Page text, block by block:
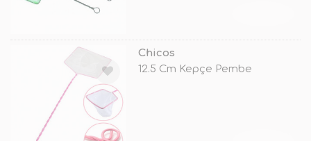
Chicos
12.5 Cm Kepçe Pembe